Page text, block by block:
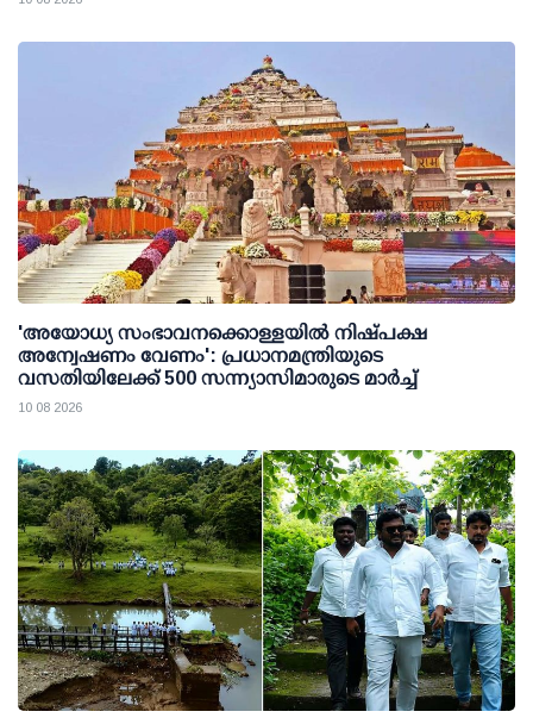
'അയോധ്യ സംഭാവനക്കൊള്ളയില്‍ നിഷ്പക്ഷ
അന്വേഷണം വേണം': പ്രധാനമന്ത്രിയുടെ
വസതിയിലേക്ക് 500 സന്ന്യാസിമാരുടെ മാര്‍ച്ച്
10 08 2026